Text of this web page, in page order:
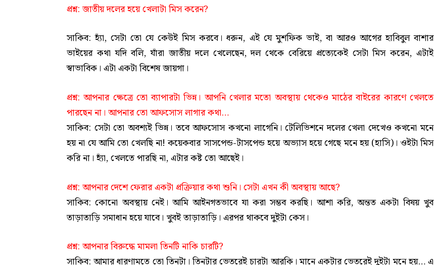
প্রশ্ন: জাতীয় দলের হয়ে খেলাটা মিস করেন?
সাকিব: হ্যাঁ, সেটা তো যে কেউই মিস করবে। ধরুন, এই যে মুশফিক ভাই, বা আরও আগের হাবিবুল বাশার
ভাইয়ের কথা যদি বলি, যাঁরা জাতীয় দলে খেলেছেন, দল থেকে বেরিয়ে প্রত্যেকেই সেটা মিস করেন, এটাই
স্বাভাবিক। এটা একটা বিশেষ জায়গা।
প্রশ্ন: আপনার ক্ষেত্রে তো ব্যাপারটা ভিন্ন। আপনি খেলার মতো অবস্থায় থেকেও মাঠের বাইরের কারণে খেলতে
পারছেন না। আপনার তো আফসোস লাগার কথা…
সাকিব: সেটা তো অবশ্যই ভিন্ন। তবে আফসোস কখনো লাগেনি। টেলিভিশনে দলের খেলা দেখেও কখনো মনে
হয় না যে আমি তো খেলছি না! কয়েকবার সাসপেন্ড-টাসপেন্ড হয়ে অভ্যাস হয়ে গেছে মনে হয় (হাসি)। ওইটা মিস
করি না। হ্যাঁ, খেলতে পারছি না, এটার কষ্ট তো আছেই।
প্রশ্ন: আপনার দেশে ফেরার একটা প্রক্রিয়ার কথা শুনি। সেটা এখন কী অবস্থায় আছে?
সাকিব: কোনো অবস্থায় নেই। আমি আইনগতভাবে যা করা সম্ভব করছি। আশা করি, অন্তত একটা বিষয় খুব
তাড়াতাড়ি সমাধান হয়ে যাবে। খুবই তাড়াতাড়ি। এরপর থাকবে দুইটা কেস।
প্রশ্ন: আপনার বিরুদ্ধে মামলা তিনটি নাকি চারটি?
সাকিব: আমার ধারণামতে তো তিনটা। তিনটার ভেতরেই চারটা আরকি। মানে একটার ভেতরেই দুইটা মনে হয়… এ